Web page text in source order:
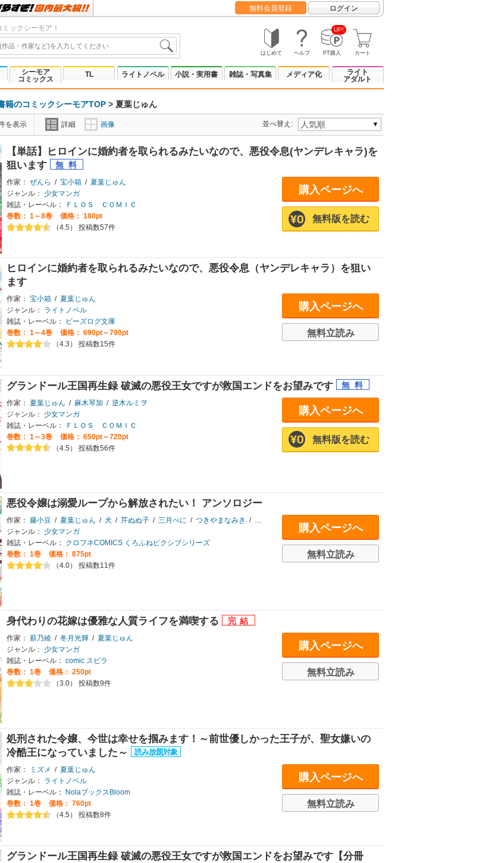
無料会員登録 ログイン
ックシーモア！
はじめて ヘルプ
UP!
PT購入 カート
シーモア
コミックス
TL ライトノベル 小説・実用書 雑誌・写真集 メディア化
ライト
アダルト
籍のコミックシーモアTOP > 夏葉じゅん
を表示 詳細 画像 並べ替え:
【単話】ヒロインに婚約者を取られるみたいなので、悪役令息(ヤンデレキャラ)を
狙います
作家： ぜんら / 宝小箱 / 夏葉じゅん
ジャンル：
少女マンガ
雑誌・レーベル：
ＦＬＯＳ ＣＯＭＩＣ
巻数： 1～8巻
価格： 180pt
（4.5） 投稿数57件
購入ページへ
無料版を読む
ヒロインに婚約者を取られるみたいなので、悪役令息（ヤンデレキャラ）を狙い
ます
作家： 宝小箱 / 夏葉じゅん
ジャンル：
ライトノベル
雑誌・レーベル：
ビーズログ文庫
巻数： 1～4巻
価格： 690pt～790pt
（4.3） 投稿数15件
購入ページへ
無料立読み
グランドール王国再生録 破滅の悪役王女ですが救国エンドをお望みです
作家： 夏葉じゅん / 麻木琴加 / 逆木ルミヲ
ジャンル：
少女マンガ
雑誌・レーベル：
ＦＬＯＳ ＣＯＭＩＣ
巻数： 1～3巻
価格： 650pt～720pt
（4.5） 投稿数56件
購入ページへ
無料版を読む
悪役令嬢は溺愛ループから解放されたい！ アンソロジー
作家： 藤小豆 / 夏葉じゅん / 犬 / 芹ぬぬ子 / 三月べに / つきやまなみき / シアノ 高峰顕
ジャンル：
少女マンガ
雑誌・レーベル：
クロフネCOMICS くろふねピクシブシリーズ
巻数： 1巻
価格： 875pt
（4.0） 投稿数11件
購入ページへ
無料立読み
身代わりの花嫁は優雅な人質ライフを満喫する
作家： 薪乃綾 / 冬月光輝 / 夏葉じゅん
ジャンル：
少女マンガ
雑誌・レーベル： comic スピラ
巻数： 1巻
価格： 250pt
（3.0） 投稿数9件
購入ページへ
無料立読み
処刑された令嬢、今世は幸せを掴みます！～前世優しかった王子が、聖女嫌いの
冷酷王になっていました～
作家： ミズメ / 夏葉じゅん
ジャンル：
ライトノベル
雑誌・レーベル：
NolaブックスBloom
巻数： 1巻
価格： 760pt
（4.5） 投稿数8件
購入ページへ
無料立読み
グランドール王国再生録 破滅の悪役王女ですが救国エンドをお望みです【分冊